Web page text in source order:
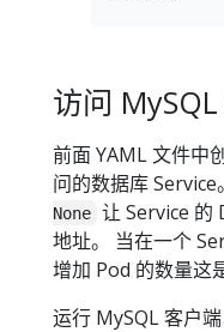
访问
前面 YAML 文件中
问的数据库
None 让 Service 的
地址。 当在一个
增加 Pod 的数量这
运行 MySQL 客户端